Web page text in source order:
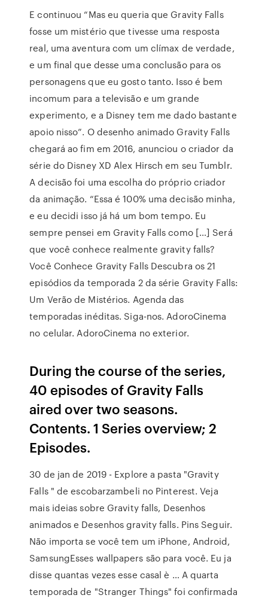
E continuou “Mas eu queria que Gravity Falls
fosse um mistério que tivesse uma resposta
real, uma aventura com um clímax de verdade,
e um final que desse uma conclusão para os
personagens que eu gosto tanto. Isso é bem
incomum para a televisão e um grande
experimento, e a Disney tem me dado bastante
apoio nisso”. O desenho animado Gravity Falls
chegará ao fim em 2016, anunciou o criador da
série do Disney XD Alex Hirsch em seu Tumblr.
A decisão foi uma escolha do próprio criador
da animação. “Essa é 100% uma decisão minha,
e eu decidi isso já há um bom tempo. Eu
sempre pensei em Gravity Falls como […] Será
que você conhece realmente gravity falls?
Você Conhece Gravity Falls Descubra os 21
episódios da temporada 2 da série Gravity Falls:
Um Verão de Mistérios. Agenda das
temporadas inéditas. Siga-nos. AdoroCinema
no celular. AdoroCinema no exterior.
During the course of the series,
40 episodes of Gravity Falls
aired over two seasons.
Contents. 1 Series overview; 2
Episodes.
30 de jan de 2019 - Explore a pasta "Gravity
Falls " de escobarzambeli no Pinterest. Veja
mais ideias sobre Gravity falls, Desenhos
animados e Desenhos gravity falls. Pins Seguir.
Não importa se você tem um iPhone, Android,
SamsungEsses wallpapers são para você. Eu ja
disse quantas vezes esse casal è … A quarta
temporada de "Stranger Things" foi confirmada